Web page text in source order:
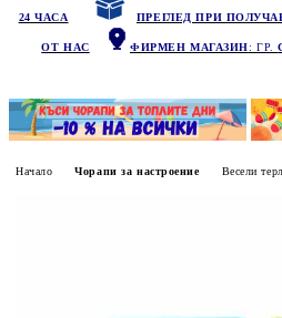
24 ЧАСА ПРЕГЛЕД ПРИ
ОТ НАС ФИРМЕН МАГАЗИН: ГР.
Начало Чорапи за настроение Весели